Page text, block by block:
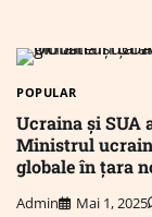
POPULAR
Ucraina și SUA
Ministrul
globale în ţara
Admin Mai 1, 2025